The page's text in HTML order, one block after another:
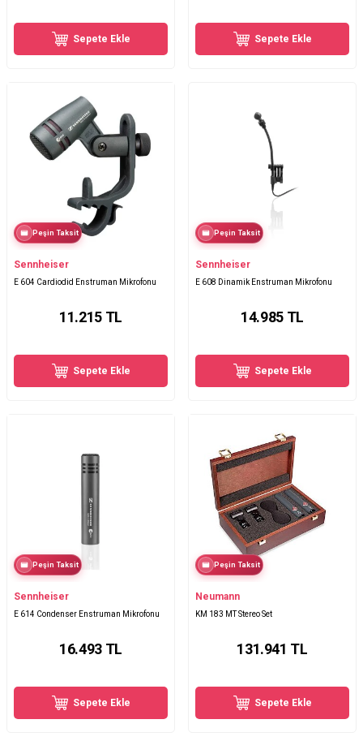
Sepete Ekle Sepete Ekle
Peşin Taksit
Sennheiser
E 604 Cardiodid Enstruman Mikrofonu
11.215TL
Sepete Ekle
Peşin Taksit
Sennheiser
E 608 Dinamik Enstruman Mikrofonu
14.985TL
Sepete Ekle
Peşin Taksit
Sennheiser
E 614 Condenser Enstruman Mikrofonu
16.493TL
Sepete Ekle
Peşin Taksit
Neumann
KM 183 MT Stereo Set
131.941 TL
Sepete Ekle